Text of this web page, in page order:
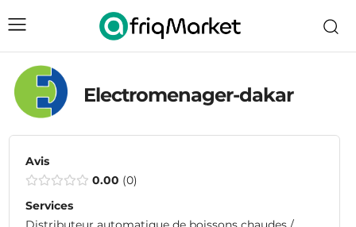
Electromenager-dakar
Avis
0.00 0
Services